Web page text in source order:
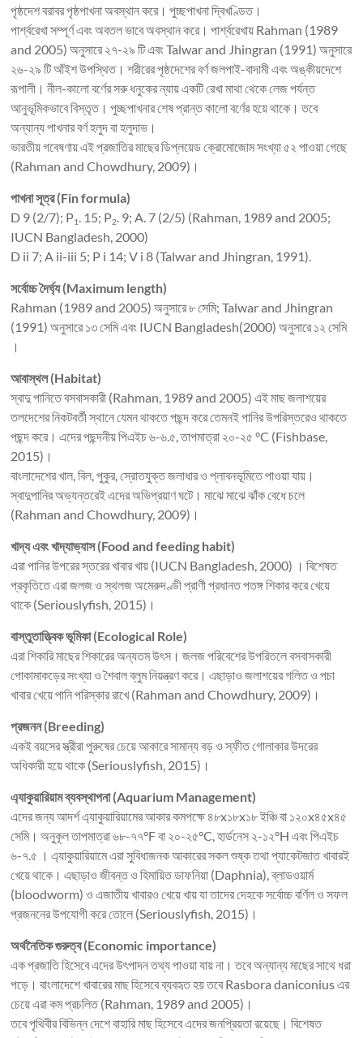
পৃষ্ঠদেশ বরাবর পৃষ্ঠপাখনা অবস্থান করে। পুচ্ছপাখনা দ্বিখণ্ডিত।
পার্শ্বরেখা সম্পূর্ণ এবং অবতল ভাবে অবস্থান করে। পার্শ্বরেখায় Rahman (1989
and 2005) অনুসারে ২৭-২৯ টি এবং Talwar and Jhingran (1991) অনুসারে
২৬-২৯ টি আঁইশ উপস্থিত। শরীরের পৃষ্ঠদেশের বর্ণ জলপাই-বাদামী এবং অঙ্কীয়দেশে
রূপালী। নীল-কালো বর্ণের সরু ধনুকের ন্যায় একটি রেখা মাথা থেকে লেজ পর্যন্ত
আনুভূমিকভাবে বিস্তৃত। পুচ্ছপাখনার শেষ প্রান্ত কালো বর্ণের হয়ে থাকে। তবে
অন্যান্য পাখনার বর্ণ হলুদ বা হলুদাভ।
ভারতীয় গবেষণায় এই প্রজাতির মাছের ডিপ্লয়েড ক্রোমোজোম সংখ্যা ৫২ পাওয়া গেছে
(Rahman and Chowdhury, 2009)।
পাখনা সূত্র (Fin formula)
D 9 (2/7); P1 . 15; P2. 9; A. 7 (2/5) (Rahman, 1989 and 2005;
IUCN Bangladesh, 2000)
D ii 7; A ii-iii 5; P i 14; V i 8 (Talwar and Jhingran, 1991).
সর্বোচ্চ দৈর্ঘ্য (Maximum length)
Rahman (1989 and 2005) অনুসারে ৮ সেমি; Talwar and Jhingran
(1991) অনুসারে ১৩ সেমি এবং IUCN Bangladesh(2000) অনুসারে ১২ সেমি
।
আবাস্থল (Habitat)
স্বাদু পানিতে বসবাসকারী (Rahman, 1989 and 2005) এই মাছ জলাশয়ের
তলদেশের নিকটবর্তী স্থানে যেমন থাকতে পছন্দ করে তেমনই পানির উপরিস্তরেও থাকতে
পছন্দ করে। এদের পছন্দনীয় পিএইচ ৬-৬.৫, তাপমাত্রা ২০-২৫ °C (Fishbase,
2015)।
বাংলাদেশের খাল, বিল, পুকুর, স্রোতযুক্ত জলাধার ও প্লাবনভূমিতে পাওয়া যায়।
স্বাদুপানির অভ্যন্তরেই এদের অভিপ্রয়াণ ঘটে। মাঝে মাঝে ঝাঁক বেধে চলে
(Rahman and Chowdhury, 2009)।
খাদ্য এবং খাদ্যাভ্যাস (Food and feeding habit)
এরা পানির উপরের স্তরের খাবার খায় (IUCN Bangladesh, 2000) । বিশেষত
প্রকৃতিতে এরা জলজ ও স্থলজ অমেরুদণ্ডী প্রাণী প্রধানত পতঙ্গ শিকার করে খেয়ে
থাকে (Seriouslyfish, 2015)।
বাস্তুতাত্ত্বিক ভূমিকা (Ecological Role)
এরা শিকারি মাছের শিকারের অন্যতম উৎস। জলজ পরিবেশের উপরিতলে বসবাসকারী
পোকামাকড়ের সংখ্যা ও শৈবাল ব্লুম নিয়ন্ত্রণ করে। এছাড়াও জলাশয়ের গলিত ও পচা
খাবার খেয়ে পানি পরিস্কার রাখে (Rahman and Chowdhury, 2009)।
প্রজনন (Breeding)
একই বয়সের স্ত্রীরা পুরুষের চেয়ে আকারে সামান্য বড় ও স্ফীত গোলাকার উদরের
অধিকারী হয়ে থাকে (Seriouslyfish, 2015)।
এ্যাকুয়ারিয়াম ব্যবস্থাপনা (Aquarium Management)
এদের জন্য আদর্শ এ্যাকুয়ারিয়ামের আকার কমপক্ষে ৪৮x১৮x১৮ ইঞ্চি বা ১২০x৪৫x৪৫
সেমি। অনুকূল তাপমাত্রা ৬৮-৭৭°F বা ২০-২৫°C, হার্ডনেস ২-১২°H এবং পিএইচ
৬-৭.৫ । এ্যাকুয়ারিয়ামে এরা সুবিধাজনক আকারের সকল শুষ্ক তথা প্যাকেটজাত খাবারই
খেয়ে থাকে। এছাড়াও জীবন্ত ও হিমায়িত ডাফনিয়া (Daphnia), ব্লাডওয়ার্ম
(bloodworm) ও এজাতীয় খাবারও খেয়ে খায় যা তাদের দেহকে সর্বোচ্চ বর্ণিল ও সফল
প্রজননের উপযোগী করে তোলে (Seriouslyfish, 2015)।
অর্থনৈতিক গুরুত্ব (Economic importance)
এক প্রজাতি হিসেবে এদের উৎপাদন তথ্য পাওয়া যায় না। তবে অন্যান্য মাছের সাথে ধরা
পড়ে। বাংলাদেশে খাবারের মাছ হিসেবে ব্যবহৃত হয় তবে Rasbora daniconius এর
চেয়ে এরা কম প্রচলিত (Rahman, 1989 and 2005)।
তবে পৃথিবীর বিভিন্ন দেশে বাহারি মাছ হিসেবে এদের জনপ্রিয়তা রয়েছে। বিশেষত